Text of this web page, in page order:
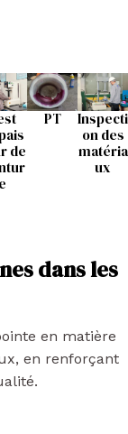
de
e
PT
Inspecti
on des
matéria
ux
dans les
en matière
en renforçant